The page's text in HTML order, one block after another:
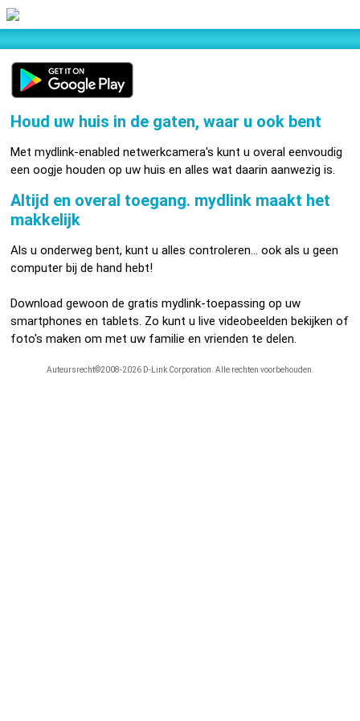
Houd uw huis in de gaten, waar u ook bent
Met mydlink-enabled netwerkcamera's kunt u overal eenvoudig
een oogje houden op uw huis en alles wat daarin aanwezig is.
Altijd en overal toegang. mydlink maakt het
makkelijk
Als u onderweg bent, kunt u alles controleren... ook als u geen
computer bij de hand hebt!
Download gewoon de gratis mydlink-toepassing op uw
smartphones en tablets. Zo kunt u live videobeelden bekijken of
foto's maken om met uw familie en vrienden te delen.
Auteursrecht©2008-2026 D-Link Corporation. Alle rechten voorbehouden.